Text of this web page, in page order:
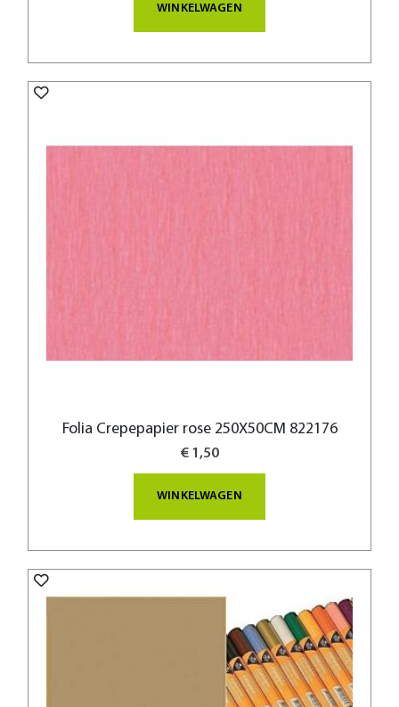
WINKELWAGEN
Folia Crepepapier rose 250X50CM 822176
€ 1,50
WINKELWAGEN